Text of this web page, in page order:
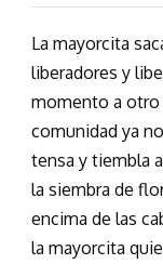
La mayorcita
liberadores y
momento a otro
comunidad ya
tensa y tiembla
la siembra de
encima de las
la mayorcita